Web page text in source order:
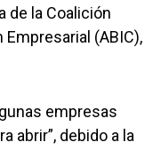
de la Coalición
(ABIC),
empresas
abrir”, debido a la